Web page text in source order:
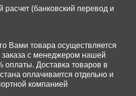
расчет (банковский перевод и
Вами товара осуществляется
заказа с менеджером нашей
оплаты. Доставка товаров в
оплачивается отдельно и
компанией